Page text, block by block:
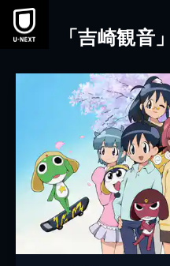
本文へスキップ
「吉崎観音